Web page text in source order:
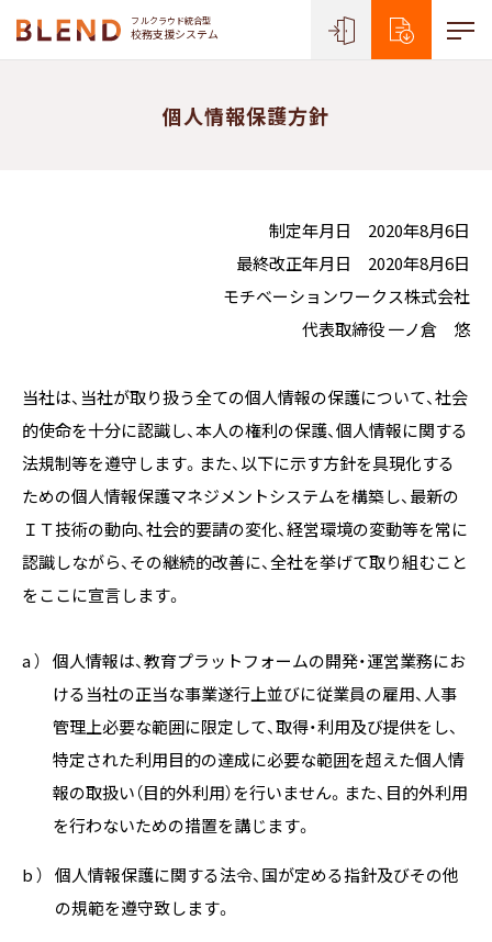
フルクラウド統合型
校務支援システム
個人情報保護方針
制定年月日 2020年8月6日
最終改正年月日 2020年8月6日
モチベーションワークス株式会社
代表取締役 一ノ倉 悠
当社は、当社が取り扱う全ての個人情報の保護について、社会
的使命を十分に認識し、本人の権利の保護、個人情報に関する
法規制等を遵守します。また、以下に示す方針を具現化する
ための個人情報保護マネジメントシステムを構築し、最新の
ＩＴ技術の動向、社会的要請の変化、経営環境の変動等を常に
認識しながら、その継続的改善に、全社を挙げて取り組むこと
をここに宣言します。
a ） 個人情報は、教育プラットフォームの開発・運営業務にお
ける当社の正当な事業遂行上並びに従業員の雇用、人事
管理上必要な範囲に限定して、取得・利用及び提供をし、
特定された利用目的の達成に必要な範囲を超えた個人情
報の取扱い（目的外利用）を行いません。また、目的外利用
を行わないための措置を講じます。
b ） 個人情報保護に関する法令、国が定める指針及びその他
の規範を遵守致します。